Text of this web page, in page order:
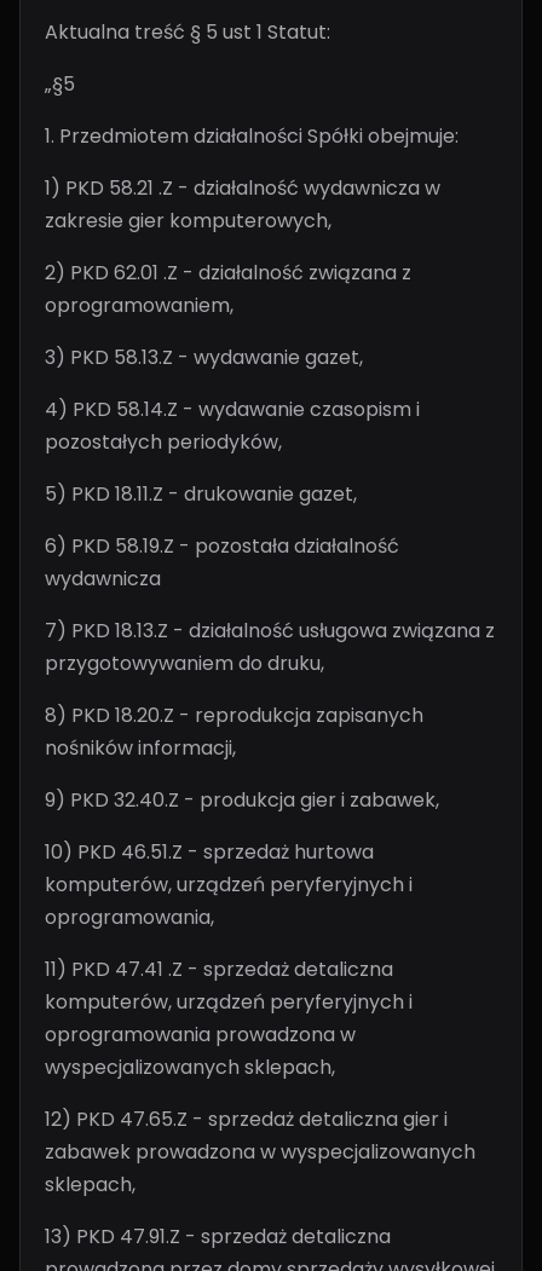
Aktualna treść § 5 ust 1 Statut:
„§5
1. Przedmiotem działalności Spółki obejmuje:
1) PKD 58.21 .Z - działalność wydawnicza w
zakresie gier komputerowych,
2) PKD 62.01 .Z - działalność związana z
oprogramowaniem,
3) PKD 58.13.Z - wydawanie gazet,
4) PKD 58.14.Z - wydawanie czasopism i
pozostałych periodyków,
5) PKD 18.11.Z - drukowanie gazet,
6) PKD 58.19.Z - pozostała działalność
wydawnicza
7) PKD 18.13.Z - działalność usługowa związana z
przygotowywaniem do druku,
8) PKD 18.20.Z - reprodukcja zapisanych
nośników informacji,
9) PKD 32.40.Z - produkcja gier i zabawek,
10) PKD 46.51.Z - sprzedaż hurtowa
komputerów, urządzeń peryferyjnych i
oprogramowania,
11) PKD 47.41 .Z - sprzedaż detaliczna
komputerów, urządzeń peryferyjnych i
oprogramowania prowadzona w
wyspecjalizowanych sklepach,
12) PKD 47.65.Z - sprzedaż detaliczna gier i
zabawek prowadzona w wyspecjalizowanych
sklepach,
13) PKD 47.91.Z - sprzedaż detaliczna